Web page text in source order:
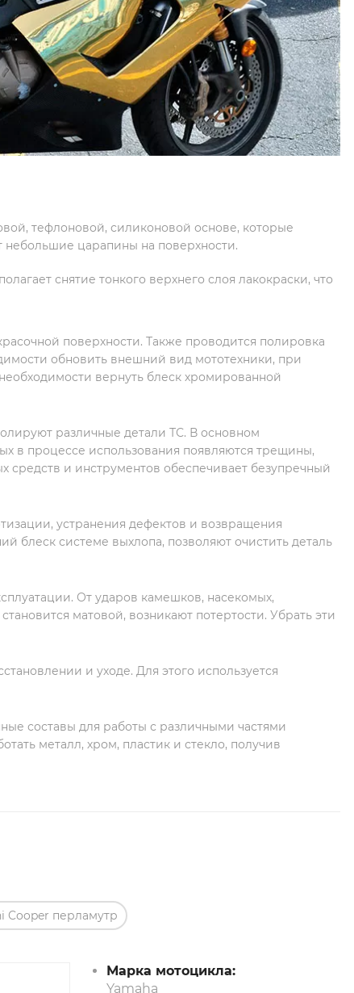
тефлоновой, силиконовой основе, которые
царапины на поверхности.
снятие тонкого верхнего слоя лакокраски, что
поверхности. Также проводится полировка
обновить внешний вид мототехники, при
вернуть блеск хромированной
различные детали ТС. В основном
в процессе использования появляются трещины,
и инструментов обеспечивает безупречный
устранения дефектов и возвращения
блеск системе выхлопа, позволяют очистить деталь
От ударов камешков, насекомых,
матовой, возникают потертости. Убрать эти
и уходе. Для этого используется
составы для работы с различными частями
металл, хром, пластик и стекло, получив
Cooper перламутр
Марка мотоцикла:
Yamaha